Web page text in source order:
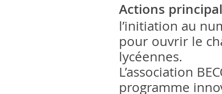
Actions
l’initiation au
pour ouvrir le
lycéennes.
L’association
programme